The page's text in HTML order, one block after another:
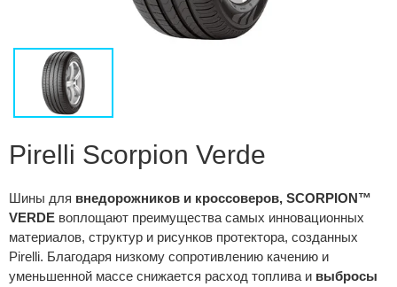
Избранное
Сравнение
Личный кабинет
Pirelli Scorpion Verde
Шины для внедорожников и кроссоверов, SCORPION™
VERDE воплощают преимущества самых инновационных
материалов, структур и рисунков протектора, созданных
Pirelli. Благодаря низкому сопротивлению качению и
уменьшенной массе снижается расход топлива и выбросы